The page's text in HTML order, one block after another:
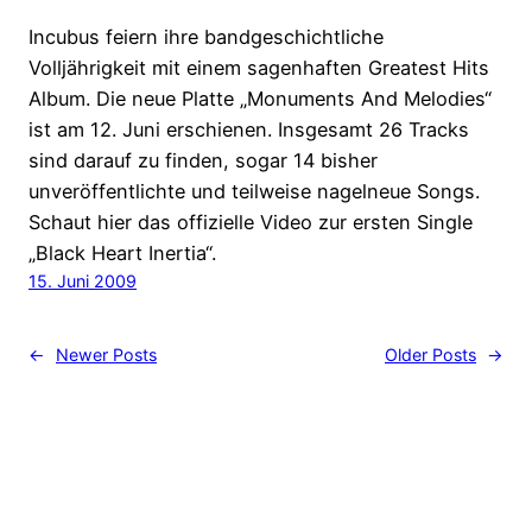
Incubus feiern ihre bandgeschichtliche
Volljährigkeit mit einem sagenhaften Greatest Hits
Album. Die neue Platte „Monuments And Melodies“
ist am 12. Juni erschienen. Insgesamt 26 Tracks
sind darauf zu finden, sogar 14 bisher
unveröffentlichte und teilweise nagelneue Songs.
Schaut hier das offizielle Video zur ersten Single
„Black Heart Inertia“.
15. Juni 2009
← Newer Posts Older Posts →